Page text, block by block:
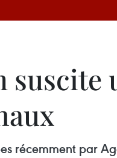
suscite
récemment par